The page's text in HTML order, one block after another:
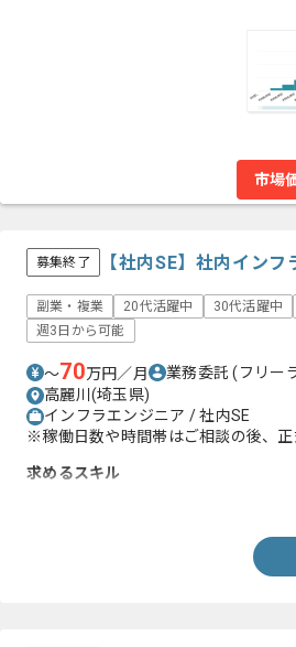
市場
募集終了 【社内SE】社内イン
副業・複業 20代活躍中 30代活躍中
週3日から可能
〜70万円／月 業務委託(フリー
高麗川(埼玉県)
インフラエンジニア / 社内SE
※稼働日数や時間帯はご相談の後、正
求めるスキル